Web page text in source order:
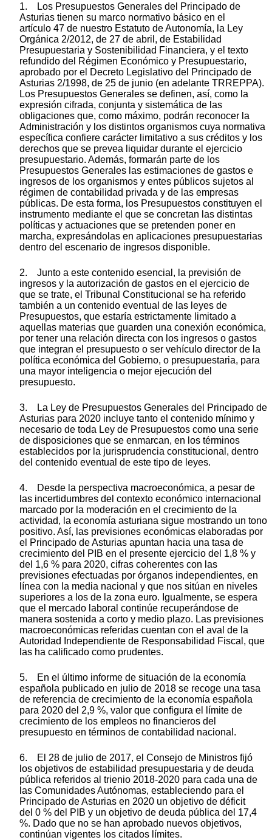
1. Los Presupuestos Generales del Principado de
Asturias tienen su marco normativo básico en el
artículo 47 de nuestro Estatuto de Autonomía, la Ley
Orgánica 2/2012, de 27 de abril, de Estabilidad
Presupuestaria y Sostenibilidad Financiera, y el texto
refundido del Régimen Económico y Presupuestario,
aprobado por el Decreto Legislativo del Principado de
Asturias 2/1998, de 25 de junio (en adelante TRREPPA).
Los Presupuestos Generales se definen, así, como la
expresión cifrada, conjunta y sistemática de las
obligaciones que, como máximo, podrán reconocer la
Administración y los distintos organismos cuya normativa
específica confiere carácter limitativo a sus créditos y los
derechos que se prevea liquidar durante el ejercicio
presupuestario. Además, formarán parte de los
Presupuestos Generales las estimaciones de gastos e
ingresos de los organismos y entes públicos sujetos al
régimen de contabilidad privada y de las empresas
públicas. De esta forma, los Presupuestos constituyen el
instrumento mediante el que se concretan las distintas
políticas y actuaciones que se pretenden poner en
marcha, expresándolas en aplicaciones presupuestarias
dentro del escenario de ingresos disponible.
2. Junto a este contenido esencial, la previsión de
ingresos y la autorización de gastos en el ejercicio de
que se trate, el Tribunal Constitucional se ha referido
también a un contenido eventual de las leyes de
Presupuestos, que estaría estrictamente limitado a
aquellas materias que guarden una conexión económica,
por tener una relación directa con los ingresos o gastos
que integran el presupuesto o ser vehículo director de la
política económica del Gobierno, o presupuestaria, para
una mayor inteligencia o mejor ejecución del
presupuesto.
3. La Ley de Presupuestos Generales del Principado de
Asturias para 2020 incluye tanto el contenido mínimo y
necesario de toda Ley de Presupuestos como una serie
de disposiciones que se enmarcan, en los términos
establecidos por la jurisprudencia constitucional, dentro
del contenido eventual de este tipo de leyes.
4. Desde la perspectiva macroeconómica, a pesar de
las incertidumbres del contexto económico internacional
marcado por la moderación en el crecimiento de la
actividad, la economía asturiana sigue mostrando un tono
positivo. Así, las previsiones económicas elaboradas por
el Principado de Asturias apuntan hacia una tasa de
crecimiento del PIB en el presente ejercicio del 1,8 % y
del 1,6 % para 2020, cifras coherentes con las
previsiones efectuadas por órganos independientes, en
línea con la media nacional y que nos sitúan en niveles
superiores a los de la zona euro. Igualmente, se espera
que el mercado laboral continúe recuperándose de
manera sostenida a corto y medio plazo. Las previsiones
macroeconómicas referidas cuentan con el aval de la
Autoridad Independiente de Responsabilidad Fiscal, que
las ha calificado como prudentes.
5. En el último informe de situación de la economía
española publicado en julio de 2018 se recoge una tasa
de referencia de crecimiento de la economía española
para 2020 del 2,9 %, valor que configura el límite de
crecimiento de los empleos no financieros del
presupuesto en términos de contabilidad nacional.
6. El 28 de julio de 2017, el Consejo de Ministros fijó
los objetivos de estabilidad presupuestaria y de deuda
pública referidos al trienio 2018-2020 para cada una de
las Comunidades Autónomas, estableciendo para el
Principado de Asturias en 2020 un objetivo de déficit
del 0 % del PIB y un objetivo de deuda pública del 17,4
%. Dado que no se han aprobado nuevos objetivos,
continúan vigentes los citados límites.